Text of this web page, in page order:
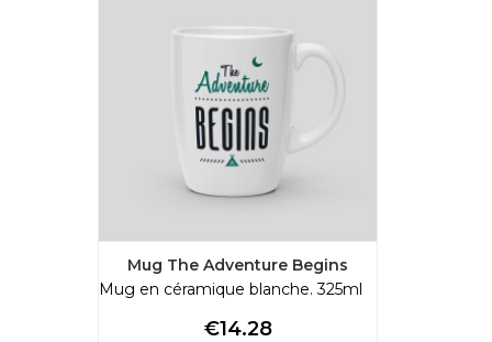
Mug The Adventure Begins
Mug en céramique blanche. 325ml
Price
€14.28